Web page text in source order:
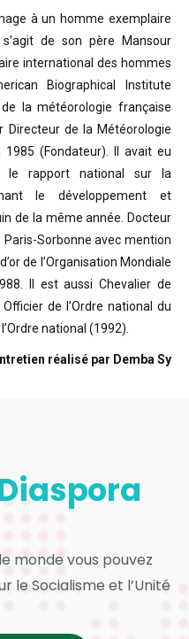
à un homme exemplaire
de son père Mansour
international des hommes
Biographical Institute
la météorologie française
Directeur de la Météorologie
(Fondateur). Il avait eu
le rapport national sur la
le développement et
de la même année.
Docteur
Sorbonne avec mention
de l’Organisation Mondiale
Il est aussi Chevalier de
de l’Ordre national du
national (1992).
réalisé par Demba Sy
monde vous pouvez
le Socialisme et l’Unité